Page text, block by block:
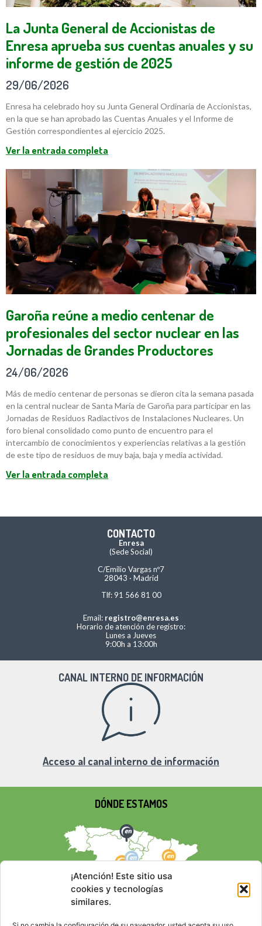
¡Atención! Este sitio usa
cookies y tecnologías
similares.
La Junta General de Accionistas de
Enresa aprueba sus cuentas anuales y su
informe de gestión de 2025
29/06/2026
Enresa ha celebrado hoy su Junta General Ordinaria de Accionistas,
en la que se han aprobado las Cuentas Anuales y el Informe de
Gestión correspondientes al ejercicio 2025.
Ver la entrada completa
Garoña reúne a medio centenar de
profesionales del sector nuclear en las
Jornadas de Grandes Productores
24/06/2026
Más de medio centenar de personas se dieron cita la semana pasada
en la central nuclear de Santa María de Garoña para participar en las
Jornadas de Residuos Radiactivos de Instalaciones Nucleares. Un
foro bienal consolidado como punto de encuentro para el
intercambio de conocimientos y experiencias relativas a la gestión
de este tipo de residuos de muy baja, baja y media actividad.
Ver la entrada completa
CONTACTO
Enresa
(Sede Social)
C/Emilio Vargas nº7
28043 · Madrid
Tlf: 91 566 81 00
Email: registro@enresa.es
Horario de atención de registro:
Lunes a Jueves
9:00h a 13:00h
CANAL INTERNO DE INFORMACIÓN
Acceso al canal interno de información
DÓNDE ESTAMOS